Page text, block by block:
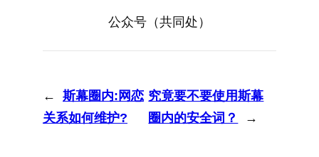
公众号（共同处）
←
斯幕圈内:网恋
关系如何维护?
究竟要不要使用斯幕
圈内的安全词？
→